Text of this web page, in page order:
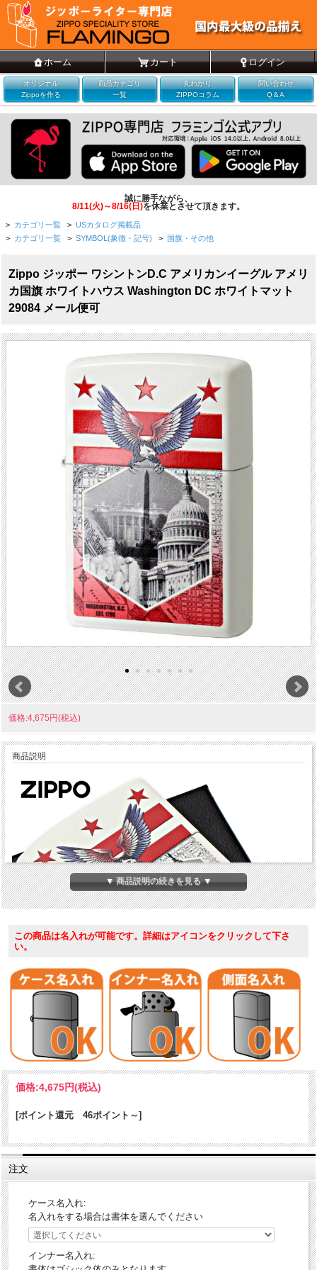
ホーム カート ログイン
オリジナル
Zippoを作る
商品カテゴリ
一覧
丸わかり
ZIPPOコラム
問い合わせ
Q＆A
誠に勝手ながら、
8/11(火)～8/16(日)を休業とさせて頂きます。
> カテゴリ一覧 > USカタログ掲載品
> カテゴリ一覧 > SYMBOL(象徴・記号) > 国旗・その他
Zippo ジッポー ワシントンD.C アメリカンイーグル アメリ
カ国旗 ホワイトハウス Washington DC ホワイトマット
29084 メール便可
価格:4,675円(税込)
商品説明
AmericaEagle・国旗・ホワイトハウスetc・・・その名の通り、ワシン
トンD.CをイメージしたデザインのZIPPOです。
ケース形状：レギュラー・ケース
その他：2016年アメリカカタログ掲載品
▼ 商品説明の続きを見る ▼
この商品は名入れが可能です。詳細はアイコンをクリックして下さ
い。
価格:4,675円(税込)
[ポイント還元 46ポイント～]
注文
ケース名入れ:
名入れをする場合は書体を選んでください
インナー名入れ: